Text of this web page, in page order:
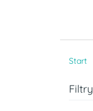
Start
Filtry